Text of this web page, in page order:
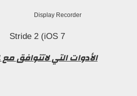
Stride 2 (iOS 7
الأدوات التي لاتتوافق مع ios7.1.1 و7.1